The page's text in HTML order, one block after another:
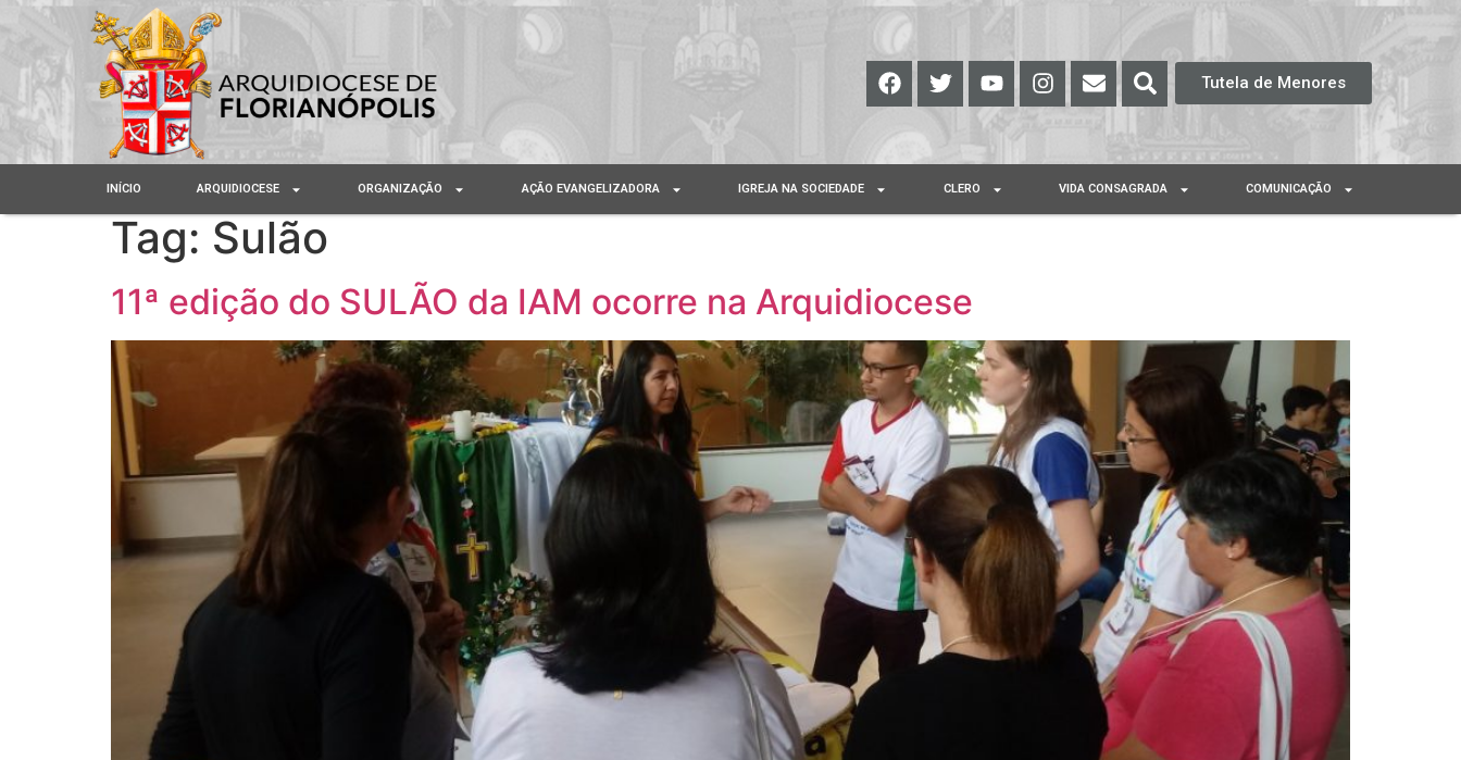
Tutela de Menores
INÍCIO ARQUIDIOCESE ORGANIZAÇÃO AÇÃO EVANGELIZADORA IGREJA NA SOCIEDADE CLERO VIDA CONSAGRADA COMUNICAÇÃO
Tag: Sulão
11ª edição do SULÃO da IAM ocorre na Arquidiocese